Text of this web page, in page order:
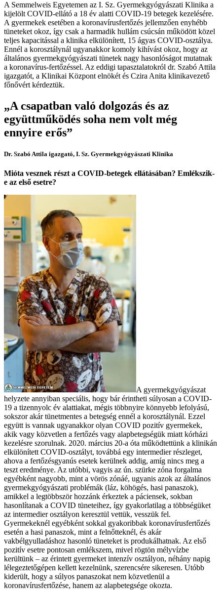
A Semmelweis Egyetemen az I. Sz. Gyermekgyógyászati Klinika a
kijelölt COVID-ellátó a 18 év alatti COVID-19 betegek kezelésére.
A gyermekek esetében a koronavírusfertőzés jellemzően enyhébb
tüneteket okoz, így csak a harmadik hullám csúcsán működött közel
teljes kapacitással a klinika elkülönített, 15 ágyas COVID-osztálya.
Ennél a korosztálynál ugyanakkor komoly kihívást okoz, hogy az
általános gyermekgyógyászati tünetek nagy hasonlóságot mutatnak
a koronavírus-fertőzéssel. Az eddigi tapasztalatokról dr. Szabó Attila
igazgatót, a Klinikai Központ elnökét és Czira Anita klinikavezető
főnővért kérdeztük.
„A csapatban való dolgozás és az
együttműködés soha nem volt még
ennyire erős”
Dr. Szabó Attila igazgató, I. Sz. Gyermekgyógyászati Klinika
Mióta vesznek részt a COVID-betegek ellátásában? Emlékszik-
e az első esetre?
A gyermekgyógyászat
helyzete annyiban speciális, hogy bár érintheti súlyosan a COVID-
19 a tizennyolc év alattiakat, mégis többnyire könnyebb lefolyású,
sokszor akár tünetmentes a betegség ennél a korosztálynál. Ezzel
együtt is vannak ugyanakkor olyan COVID pozitív gyermekek,
akik vagy közvetlen a fertőzés vagy alapbetegségük miatt kórházi
kezelésre szorulnak. 2020. március 20-a óta működtettünk a klinikán
elkülönített COVID-osztályt, továbbá egy intermedier részleget,
ahova a fertőzésgyanús esetek kerülnek addig, amíg nincs meg a
teszt eredménye. Az utóbbi, vagyis az ún. szürke zóna forgalma
egyébként nagyobb, mint a vörös zónáé, ugyanis azok az általános
gyermekgyógyászati problémák (láz, köhögés, hasi panaszok),
amikkel a legtöbbször hozzánk érkeztek a páciensek, sokban
hasonlítanak a COVID tüneteihez, így gyakorlatilag a többségüket
az intermedier osztályon keresztül vettük, vesszük fel.
Gyermekeknél egyébként sokkal gyakoribbak koronavírusfertőzés
esetén a hasi panaszok, mint a felnőtteknél, és akár
vakbélgyulladáshoz hasonló tüneteket is produkálhatnak. Az első
pozitív esetre pontosan emlékszem, mivel rögtön mélyvízbe
kerültünk – az érintett gyermeket intenzív osztályon, néhány napig
lélegeztetőgépen kellett kezelnünk, szerencsére sikeresen. Utóbb
kiderült, hogy a súlyos panaszokat nem közvetlenül a
koronavírusfertőzése, hanem az alapbetegsége okozta.